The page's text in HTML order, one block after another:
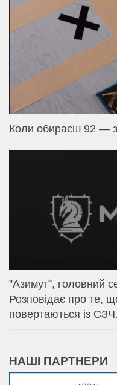
Коли обираєш 92 —
⁨”Азимут”, головний
Розповідає про те,
повертаються із СЗЧ.
НАШІ ПАРТНЕРИ